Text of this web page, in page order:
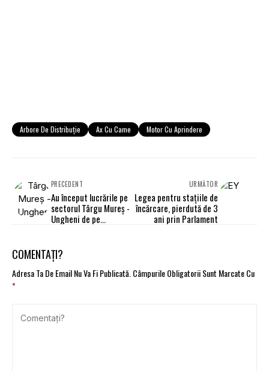
Arbore De Distribuție Ax Cu Came Motor Cu Aprindere
PRECEDENT
Au început lucrările pe
sectorul Târgu Mureş -
Ungheni de pe
URMĂTOR
Legea pentru stațiile de
încărcare, pierdută de 3
ani prin Parlament
COMENTAȚI?
Adresa Ta De Email Nu Va Fi Publicată. Câmpurile Obligatorii Sunt Marcate Cu
*